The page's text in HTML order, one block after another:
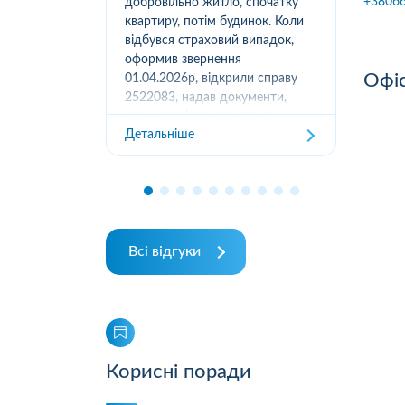
добровільно житло, спочатку
квартиру, потім будинок. Коли
відбувся страховий випадок,
оформив звернення
01.04.2026р, відкрили справу
2522083, надав документи,
отримав підтвердження
отримання, взяли в роботу. 2
місяці жодного повідомлення
Детальніше
Всі відгуки
Корисні поради